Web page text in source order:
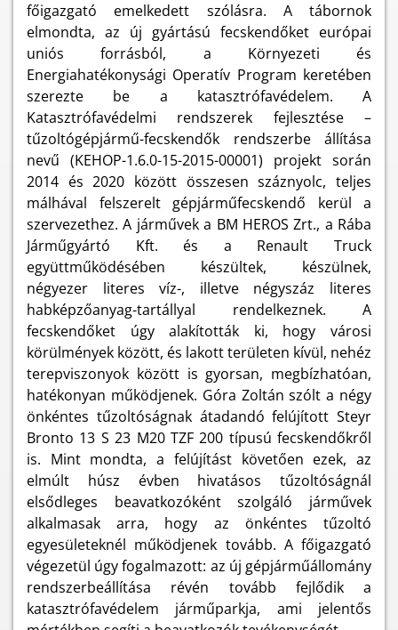
főigazgató emelkedett szólásra. A tábornok
elmondta, az új gyártású fecskendőket európai
uniós forrásból, a Környezeti és
Energiahatékonysági Operatív Program keretében
szerezte be a katasztrófavédelem. A
Katasztrófavédelmi rendszerek fejlesztése –
tűzoltógépjármű-fecskendők rendszerbe állítása
nevű (KEHOP-1.6.0-15-2015-00001) projekt során
2014 és 2020 között összesen száznyolc, teljes
málhával felszerelt gépjárműfecskendő kerül a
szervezethez. A járművek a BM HEROS Zrt., a Rába
Járműgyártó Kft. és a Renault Truck
együttműködésében készültek, készülnek,
négyezer literes víz-, illetve négyszáz literes
habképzőanyag-tartállyal rendelkeznek. A
fecskendőket úgy alakították ki, hogy városi
körülmények között, és lakott területen kívül, nehéz
terepviszonyok között is gyorsan, megbízhatóan,
hatékonyan működjenek. Góra Zoltán szólt a négy
önkéntes tűzoltóságnak átadandó felújított Steyr
Bronto 13 S 23 M20 TZF 200 típusú fecskendőkről
is. Mint mondta, a felújítást követően ezek, az
elmúlt húsz évben hivatásos tűzoltóságnál
elsődleges beavatkozóként szolgáló járművek
alkalmasak arra, hogy az önkéntes tűzoltó
egyesületeknél működjenek tovább. A főigazgató
végezetül úgy fogalmazott: az új gépjárműállomány
rendszerbeállítása révén tovább fejlődik a
katasztrófavédelem járműparkja, ami jelentős